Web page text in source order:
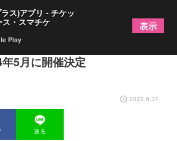
〜超★地獄編2024〜』、地
5月に開催決定
2023.8.31
送る
ス)アプリ - チケッ
ス・スマチケ
Play
表示